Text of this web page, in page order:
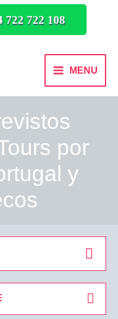
722 722 108
MENU
por
y